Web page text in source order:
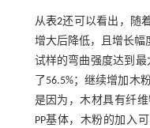
从表2还可以看出，随
增大后降低，且增长幅
试样的弯曲强度达到最
了56.5%；继续增加木
是因为，木材具有纤
PP基体，木粉的加入